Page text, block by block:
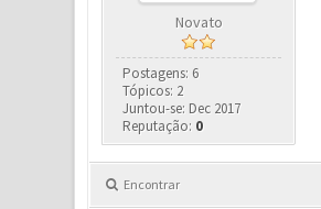
Novato
Postagens: 6
Tópicos: 2
Juntou-se: Dec 2017
Reputação: 0
Encontrar